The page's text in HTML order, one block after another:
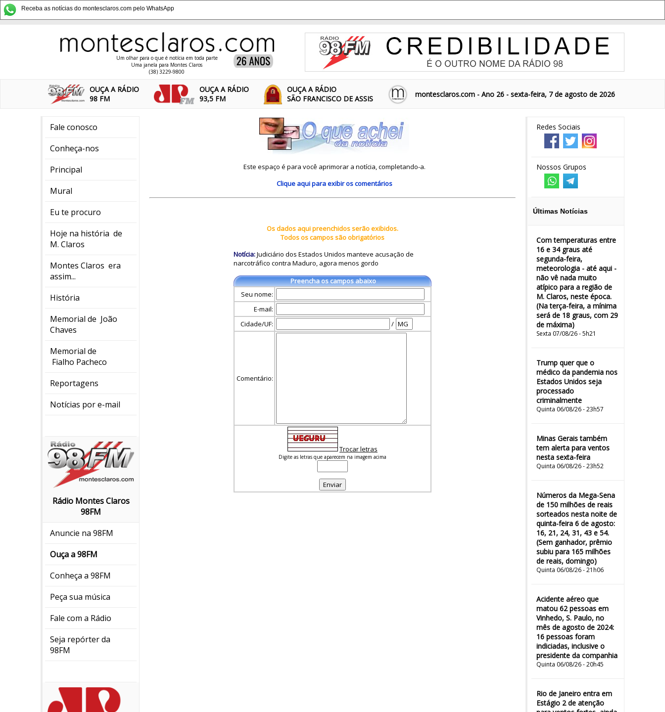
Receba as notícias do montesclaros.com pelo WhatsApp
Um olhar para o que é notícia em toda parte
Uma janela para Montes Claros
(38) 3229-9800
OUÇA A RÁDIO
98 FM
OUÇA A RÁDIO
93,5 FM
OUÇA A RÁDIO
SÃO FRANCISCO DE ASSIS
montesclaros.com - Ano 26 - sexta-feira, 7 de agosto de 2026
Fale conosco
Conheça-nos
Principal
Mural
Eu te procuro
Hoje na história de
M. Claros
Montes Claros era
assim...
História
Memorial de João
Chaves
Memorial de
Fialho Pacheco
Reportagens
Notícias por e-mail
Rádio Montes Claros
98FM
Anuncie na 98FM
Ouça a 98FM
Conheça a 98FM
Peça sua música
Fale com a Rádio
Seja repórter da
98FM
Redes Sociais
Nossos Grupos
Últimas Notícias
Com temperaturas entre
16 e 34 graus até
segunda-feira,
meteorologia - até aqui -
não vê nada muito
atípico para a região de
M. Claros, neste época.
(Na terça-feira, a mínima
será de 18 graus, com 29
de máxima)
Sexta 07/08/26 - 5h21
Trump quer que o
médico da pandemia nos
Estados Unidos seja
processado
criminalmente
Quinta 06/08/26 - 23h57
Minas Gerais também
tem alerta para ventos
nesta sexta-feira
Quinta 06/08/26 - 23h52
Números da Mega-Sena
de 150 milhões de reais
sorteados nesta noite de
quinta-feira 6 de agosto:
16, 21, 24, 31, 43 e 54.
(Sem ganhador, prêmio
subiu para 165 milhões
de reais, domingo)
Quinta 06/08/26 - 21h06
Acidente aéreo que
matou 62 pessoas em
Vinhedo, S. Paulo, no
mês de agosto de 2024:
16 pessoas foram
indiciadas, inclusive o
presidente da companhia
Quinta 06/08/26 - 20h45
Rio de Janeiro entra em
Estágio 2 de atenção
Este espaço é para você aprimorar a notícia, completando-a.
Clique aquipara exibir os comentários
Os dados aqui preenchidos serão exibidos.
Todos os campos são obrigatórios
Notícia:Judiciário dos Estados Unidos manteve acusação de
narcotráfico contra Maduro, agora menos gordo
Preencha os campos abaixo
Seu nome:
E-mail:
Cidade/UF:
/
Comentário:
Trocar letras
Digite as letras que aparecem na imagem acima